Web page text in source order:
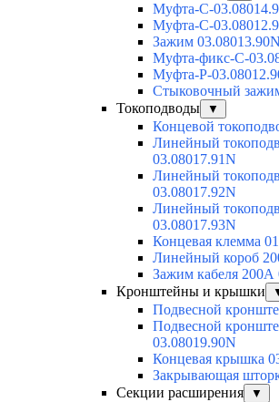
Муфта-С-
Муфта-С-
Зажим 03.08013.90N
Муфта-фикс-С-
Муфта-Р-
Стыковочный
Токоподводы
▼
Концевой
Линейный
03.08017.91N
Линейный
03.08017.92N
Линейный
03.08017.93N
Концевая клемма
Линейный короб
Зажим кабеля 200А
Кронштейны и крышки
Подвесной
Подвесной
03.08019.90N
Концевая крышка
Закрывающая
Секции расширения
▼